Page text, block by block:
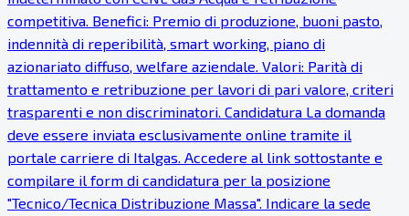
competitiva. Benefici: Premio di produzione, buoni pasto,
indennità di reperibilità, smart working, piano di
azionariato diffuso, welfare aziendale. Valori: Parità di
trattamento e retribuzione per lavori di pari valore, criteri
trasparenti e non discriminatori. Candidatura La domanda
deve essere inviata esclusivamente online tramite il
portale carriere di Italgas. Accedere al link sottostante e
compilare il form di candidatura per la posizione
"Tecnico/Tecnica Distribuzione Massa". Indicare la sede